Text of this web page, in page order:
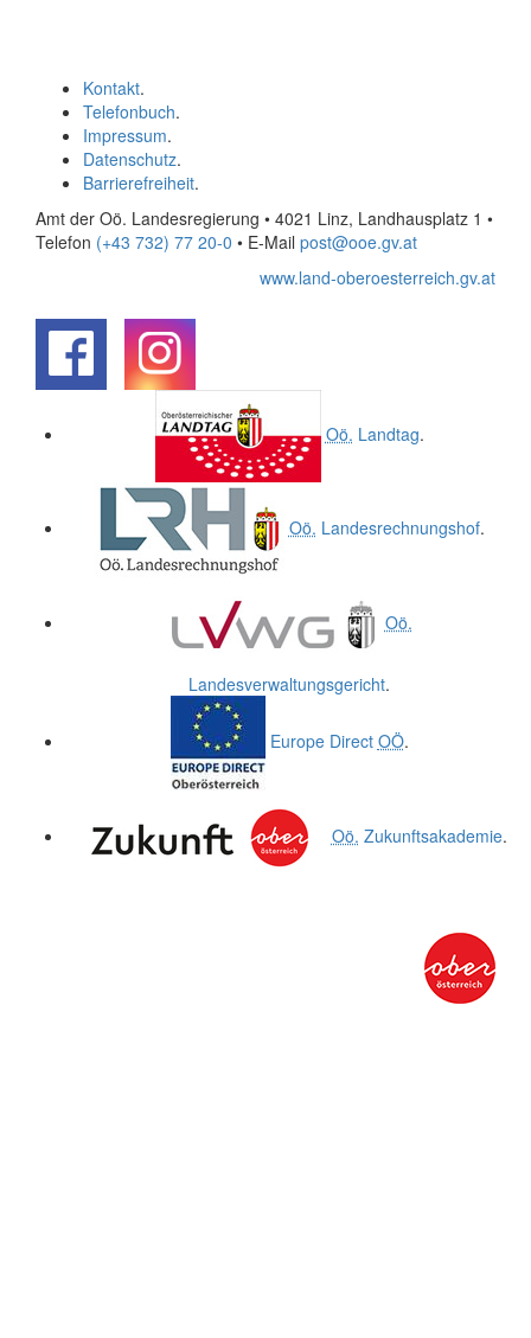
Kontakt.
Telefonbuch.
Impressum.
Datenschutz.
Barrierefreiheit.
Amt der Oö. Landesregierung • 4021 Linz, Landhausplatz 1 •
Telefon (+43 732) 77 20-0 • E-Mail post@ooe.gv.at
www.land-oberoesterreich.gv.at
Oö. Landtag.
Oö. Landesrechnungshof.
Oö.
Landesverwaltungsgericht.
Europe Direct OÖ.
Oö. Zukunftsakademie.